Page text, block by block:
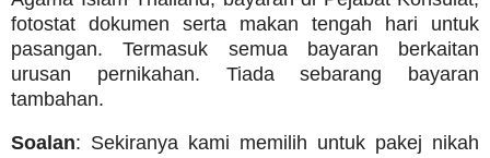
fotostat dokumen serta makan tengah hari untuk
pasangan. Termasuk semua bayaran berkaitan
urusan pernikahan. Tiada sebarang bayaran
tambahan.
Soalan: Sekiranya kami memilih untuk pakej nikah